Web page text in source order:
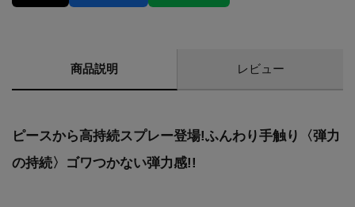
商品説明 レビュー
ピースから高持続スプレー登場!ふんわり手触り〈弾力
の持続〉ゴワつかない弾力感!!